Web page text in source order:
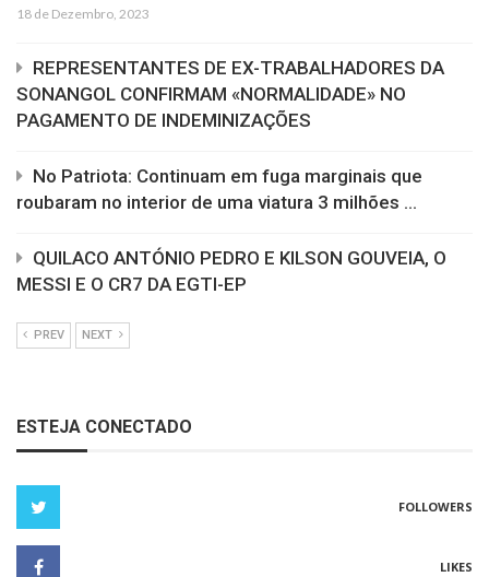
18 de Dezembro, 2023
REPRESENTANTES DE EX-TRABALHADORES DA
SONANGOL CONFIRMAM «NORMALIDADE» NO
PAGAMENTO DE INDEMINIZAÇÕES
No Patriota: Continuam em fuga marginais que
roubaram no interior de uma viatura 3 milhões ...
QUILACO ANTÓNIO PEDRO E KILSON GOUVEIA, O
MESSI E O CR7 DA EGTI-EP
PREV NEXT
ESTEJA CONECTADO
FOLLOWERS
LIKES